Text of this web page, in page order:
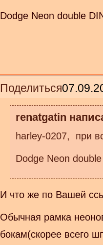
Dodge Neon double
Поделиться
renatgatin
harley-0207, при
Dodge Neon
И что же по Вашей
Обычная рамка
бокам(скорее всего